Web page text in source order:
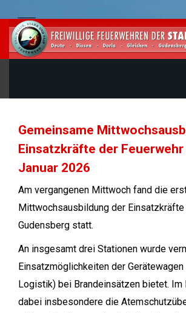
Gemeinsame
Einsatzkräfte der
Januar 2026
Am vergangenen Mittwoch fand die
Mittwochsausbildung der
Gudensberg statt.
An insgesamt drei Stationen wurde
Einsatzmöglichkeiten der
Logistik) bei Brandeinsätzen bietet. Im
dabei insbesondere die